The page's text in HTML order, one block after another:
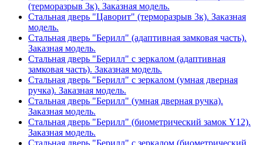
(терморазрыв 3к). Заказная модель.
Стальная дверь "Цаворит" (терморазрыв 3к). Заказная
модель.
Стальная дверь "Берилл" (адаптивная замковая часть).
Заказная модель.
Стальная дверь "Берилл" с зеркалом (адаптивная
замковая часть). Заказная модель.
Стальная дверь "Берилл" с зеркалом (умная дверная
ручка). Заказная модель.
Стальная дверь "Берилл" (умная дверная ручка).
Заказная модель.
Стальная дверь "Берилл" (биометрический замок Y12).
Заказная модель.
Стальная дверь "Берилл" с зеркалом (биометрический